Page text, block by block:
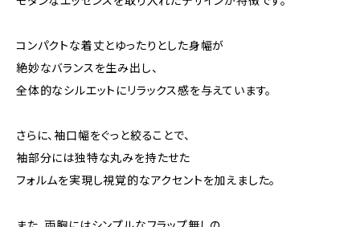
コンパクトな着丈とゆったりとした身幅が
絶妙なバランスを生み出し、
全体的なシルエットにリラックス感を与えています。
さらに、袖口幅をぐっと絞ることで、
袖部分には独特な丸みを持たせた
フォルムを実現し視覚的なアクセントを加えました。